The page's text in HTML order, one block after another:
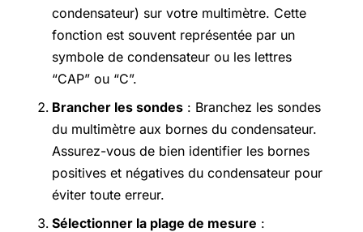
condensateur) sur votre multimètre. Cette
fonction est souvent représentée par un
symbole de condensateur ou les lettres
“CAP” ou “C”.
Brancher les sondes : Branchez les sondes
du multimètre aux bornes du condensateur.
Assurez-vous de bien identifier les bornes
positives et négatives du condensateur pour
éviter toute erreur.
Sélectionner la plage de mesure :